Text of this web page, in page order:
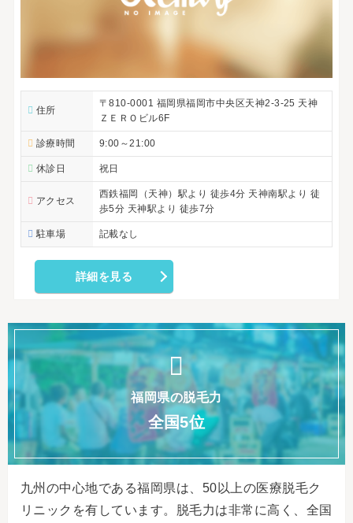
住所
〒810-0001 福岡県福岡市中央区天神2-3-25 天神
ＺＥＲＯビル6F
診療時間 9:00～21:00
休診日 祝日
アクセス
西鉄福岡（天神）駅より 徒歩4分 天神南駅より 徒
歩5分 天神駅より 徒歩7分
駐車場 記載なし
詳細を見る
福岡県の脱毛力
全国5位
九州の中心地である福岡県は、50以上の医療脱毛ク
リニックを有しています。脱毛力は非常に高く、全国